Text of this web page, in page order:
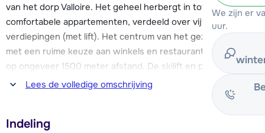
We zijn er
uur.
van het dorp Valloire. Het geheel herbergt in totaal 54
comfortabele appartementen, verdeeld over vijf
verdiepingen (met lift). Het centrum van het gezellig Valloire,
met een ruime keuze aan winkels en restaurants, is gelegen
op ongeveer 1500 meter afstand. De skilift en piste zijn op
ca. 1200 meter van Le Hameau du Valloire te vinden. Voor de
De résidence beschikt over een wasserette, een
Lees de volledige omschrijving
Indeling